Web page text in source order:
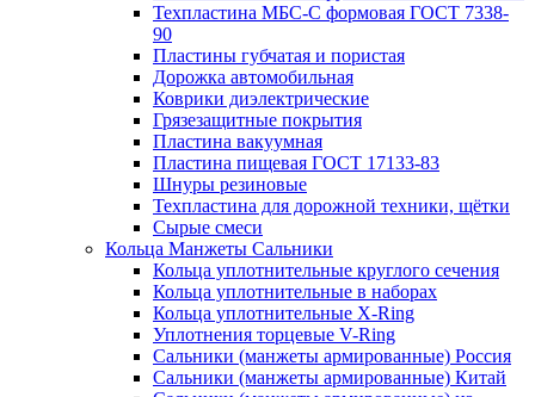
Техпластина МБС-С формовая ГОСТ 7338-
90
Пластины губчатая и пористая
Дорожка автомобильная
Коврики диэлектрические
Грязезащитные покрытия
Пластина вакуумная
Пластина пищевая ГОСТ 17133-83
Шнуры резиновые
Техпластина для дорожной техники, щётки
Сырые смеси
Кольца Манжеты Сальники
Кольца уплотнительные круглого сечения
Кольца уплотнительные в наборах
Кольца уплотнительные Х-Ring
Уплотнения торцевые V-Ring
Сальники (манжеты армированные) Россия
Сальники (манжеты армированные) Китай